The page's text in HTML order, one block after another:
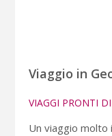
Viaggio in
VIAGGI PRONTI
Un viaggio